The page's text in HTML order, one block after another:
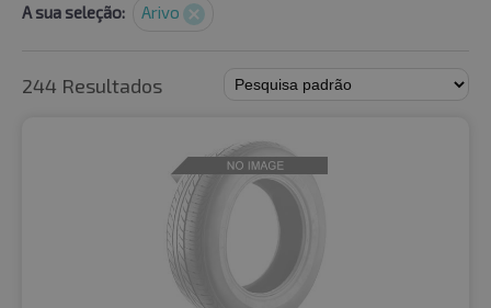
A sua seleção: Arivo
244 Resultados